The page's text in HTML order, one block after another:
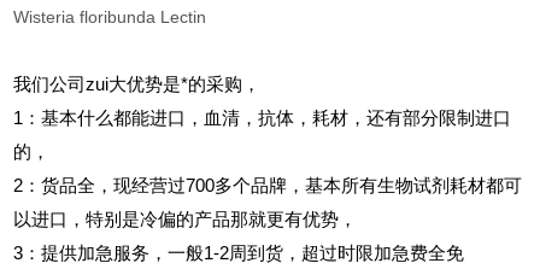
Wisteria floribunda Lectin
我们公司zui大优势是*的采购，
1 ：基本什么都能进口，血清，抗体，耗材，还有部分限制进口
的，
2 ：货品全，现经营过700多个品牌，基本所有生物试剂耗材都可
以进口，特别是冷偏的产品那就更有优势，
3 ：提供加急服务，一般1-2周到货，超过时限加急费全免